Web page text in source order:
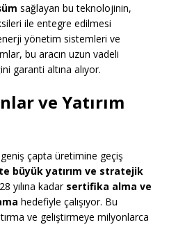
sağlayan bu teknolojinin,
ile entegre edilmesi
yönetim sistemleri ve
bu aracın uzun vadeli
garanti altına alıyor.
ve Yatırım
çapta üretimine geçiş
büyük yatırım ve stratejik
yılına kadar sertifika alma ve
hedefiyle çalışıyor. Bu
ve geliştirmeye milyonlarca